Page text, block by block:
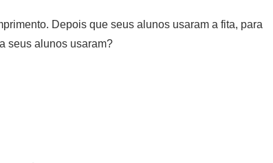
Depois que seus alunos usaram a fita, para
seus alunos usaram?